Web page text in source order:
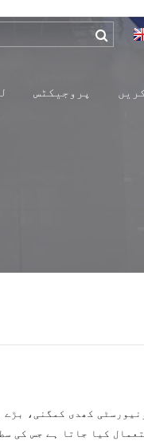
پروجیکٹس
کھدی کمگنی،